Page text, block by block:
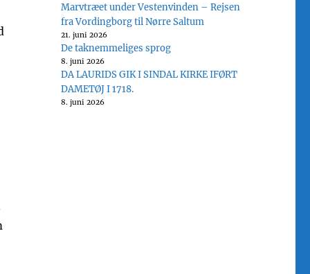
Marvtræet under Vestenvinden – Rejsen
fra Vordingborg til Nørre Saltum
21. juni 2026
De taknemmeliges sprog
8. juni 2026
DA LAURIDS GIK I SINDAL KIRKE IFØRT
DAMETØJ I 1718.
8. juni 2026